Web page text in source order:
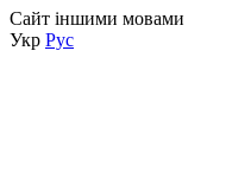
Сайт іншими мовами
Укр Рус